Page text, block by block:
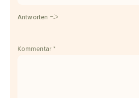
Antworten
Kommentar *